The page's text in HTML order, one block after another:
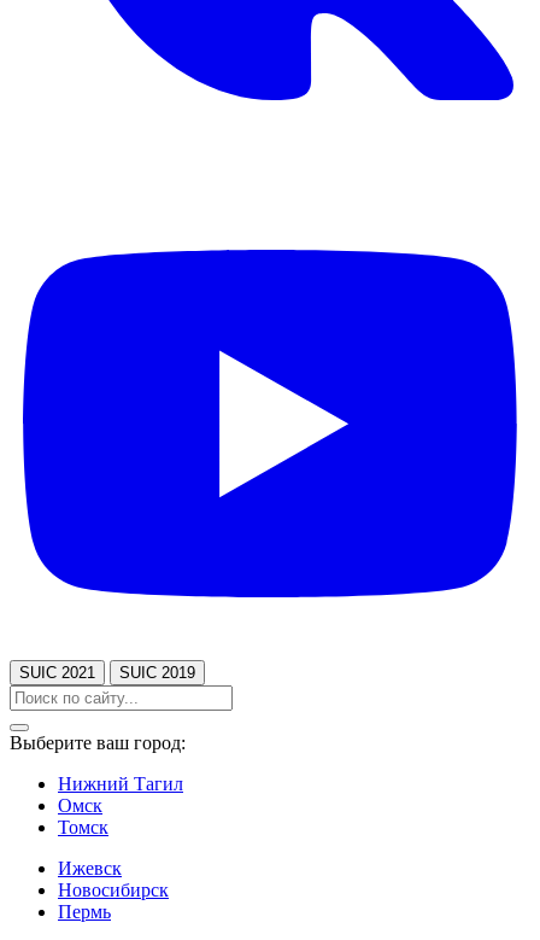
SUIC 2021 SUIC 2019
Выберите ваш город:
Нижний Тагил
Омск
Томск
Ижевск
Новосибирск
Пермь